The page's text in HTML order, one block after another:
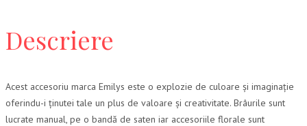
Descriere
Acest accesoriu marca Emilys este o explozie de culoare și imaginație
oferindu-i ținutei tale un plus de valoare și creativitate. Brâurile sunt
lucrate manual, pe o bandă de saten iar accesoriile florale sunt